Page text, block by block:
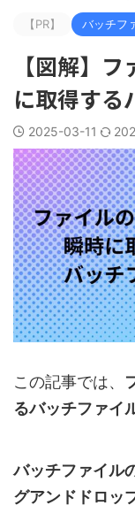
【PR】 バッチフ
【図解】
に取得する
2025-03-11
この記事では、
るバッチファイ
バッチファイル
グアンドドロッ